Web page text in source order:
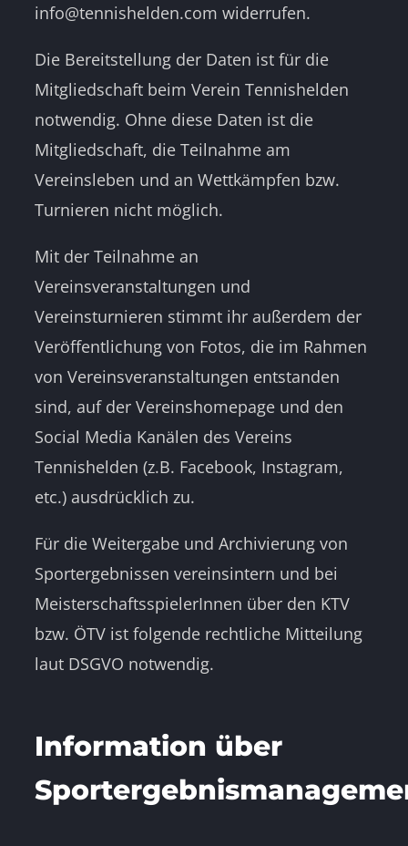
info@tennishelden.com widerrufen.
Die Bereitstellung der Daten ist für die
Mitgliedschaft beim Verein Tennishelden
notwendig. Ohne diese Daten ist die
Mitgliedschaft, die Teilnahme am
Vereinsleben und an Wettkämpfen bzw.
Turnieren nicht möglich.
Mit der Teilnahme an
Vereinsveranstaltungen und
Vereinsturnieren stimmt ihr außerdem der
Veröffentlichung von Fotos, die im Rahmen
von Vereinsveranstaltungen entstanden
sind, auf der Vereinshomepage und den
Social Media Kanälen des Vereins
Tennishelden (z.B. Facebook, Instagram,
etc.) ausdrücklich zu.
Für die Weitergabe und Archivierung von
Sportergebnissen vereinsintern und bei
MeisterschaftsspielerInnen über den KTV
bzw. ÖTV ist folgende rechtliche Mitteilung
laut DSGVO notwendig.
Information über